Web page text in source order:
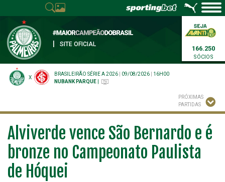
SITE OFICIAL
166.250
SÓCIOS
X
BRASILEIRÃO SÉRIE A 2026 09/08/2026
16H00
NUBANK PARQUE
PRÓXIMAS
PARTIDAS
Alviverde vence São Bernardo e é
bronze no Campeonato Paulista
de Hóquei